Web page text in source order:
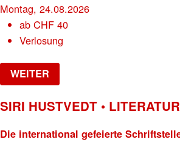
Montag, 24.08.2026
abCHF 40
Verlosung
WEITER
SIRI HUSTVEDT • LITERATUR
Die international gefeierte